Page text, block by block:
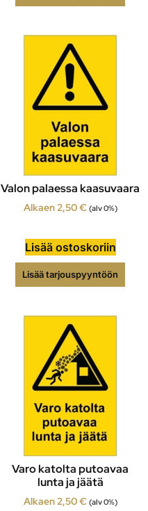
Valon palaessa kaasuvaara
Alkaen 2,50€ (alv 0%)
Lisää ostoskoriin
Lisää tarjouspyyntöön
Varo katolta putoavaa
lunta ja jäätä
Alkaen2,50€ (alv 0%)